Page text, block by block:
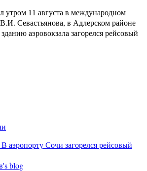
утром 11 августа в международном
Севастьянова, в Адлерском районе
аэровокзала загорелся рейсовый
аэропорту Сочи загорелся рейсовый
blog